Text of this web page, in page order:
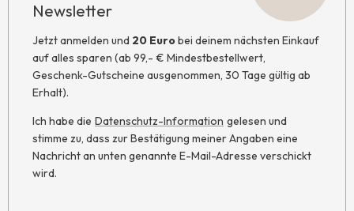
Newsletter
Jetzt anmelden und 20 Eurobei deinem nächsten Einkauf
auf alles sparen (ab 99,- € Mindestbestellwert,
Geschenk-Gutscheine ausgenommen, 30 Tage gültig ab
Erhalt).
Ich habe die Datenschutz-Information gelesen und
stimme zu, dass zur Bestätigung meiner Angaben eine
Nachricht an unten genannte E-Mail-Adresse verschickt
wird.